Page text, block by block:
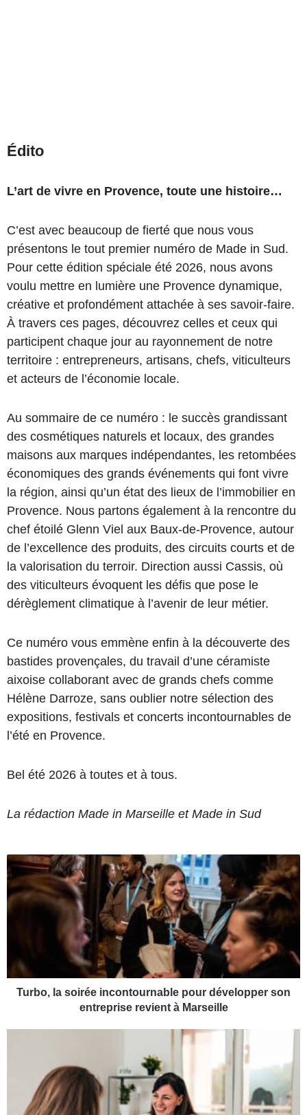
Édito
L’art de vivre en Provence, toute une histoire…
C’est avec beaucoup de fierté que nous vous
présentons le tout premier numéro de Made in Sud.
Pour cette édition spéciale été 2026, nous avons
voulu mettre en lumière une Provence dynamique,
créative et profondément attachée à ses savoir-faire.
À travers ces pages, découvrez celles et ceux qui
participent chaque jour au rayonnement de notre
territoire : entrepreneurs, artisans, chefs, viticulteurs
et acteurs de l’économie locale.
Au sommaire de ce numéro : le succès grandissant
des cosmétiques naturels et locaux, des grandes
maisons aux marques indépendantes, les retombées
économiques des grands événements qui font vivre
la région, ainsi qu’un état des lieux de l’immobilier en
Provence. Nous partons également à la rencontre du
chef étoilé Glenn Viel aux Baux-de-Provence, autour
de l’excellence des produits, des circuits courts et de
la valorisation du terroir. Direction aussi Cassis, où
des viticulteurs évoquent les défis que pose le
dérèglement climatique à l’avenir de leur métier.
Ce numéro vous emmène enfin à la découverte des
bastides provençales, du travail d’une céramiste
aixoise collaborant avec de grands chefs comme
Hélène Darroze, sans oublier notre sélection des
expositions, festivals et concerts incontournables de
l’été en Provence.
Bel été 2026 à toutes et à tous.
La rédaction Made in Marseille et Made in Sud
T
u
r
b
s
Turbo, la soirée incontournable pour développer son
entreprise revient à Marseille